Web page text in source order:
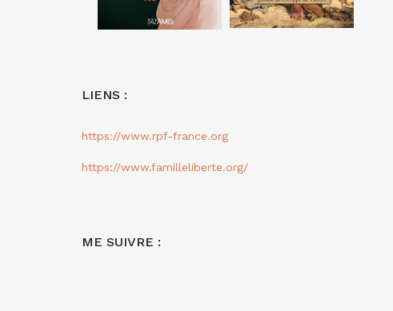
LIENS :
https://www.rpf-france.org
https://www.familleliberte.org/
ME SUIVRE :